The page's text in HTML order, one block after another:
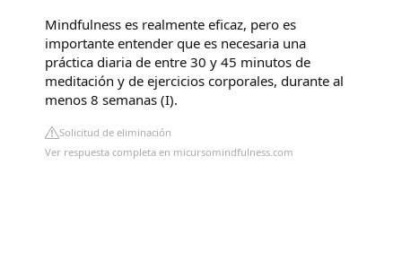
Mindfulness es realmente eficaz, pero es
importante entender que es necesaria una
práctica diaria de entre 30 y 45 minutos de
meditación y de ejercicios corporales, durante al
menos 8 semanas (I).
Solicitud de eliminación
Ver respuesta completa en micursomindfulness.com